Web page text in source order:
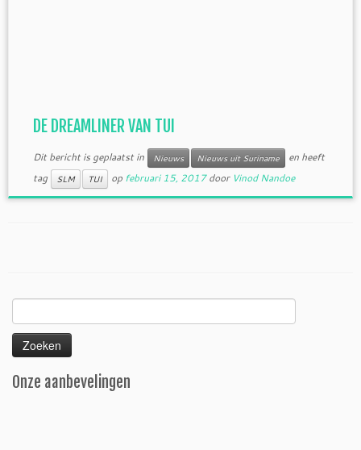
DE DREAMLINER VAN TUI
Dit bericht is geplaatst in Nieuws Nieuws uit Suriname
en heeft
tag
SLM TUI op februari 15, 2017 door Vinod Nandoe
naar:
Onze aanbevelingen